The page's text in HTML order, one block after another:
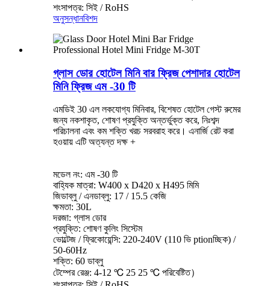
শংসাপত্র: সিই / RoHS
অনুসন্ধানবিশদ
গ্লাস ডোর হোটেল মিনি বার ফ্রিজ পেশাদার হোটেল
মিনি ফ্রিজ এম -30 টি
এমডিই 30 এল লকযোগ্য মিনিবার, বিশেষত হোটেল গেস্ট রুমের
জন্য নকশাকৃত, শোষণ প্রযুক্তি অন্তর্ভুক্ত করে, নিঃশব্দ
পরিচালনা এবং কম শক্তি খরচ সরবরাহ করে। এনার্জি রেট করা
হওয়ায় এটি অত্যন্ত দক্ষ +
মডেল নং: এম -30 টি
বাহ্যিক মাত্রা: W400 x D420 x H495 মিমি
জিডাব্লু / এনডাব্লু: 17 / 15.5 কেজি
ক্ষমতা: 30L
দরজা: গ্লাস ডোর
প্রযুক্তি: শোষণ কুলিং সিস্টেম
ভোল্টেজ / ফ্রিকোয়েন্সি: 220-240V (110 ভি ptionচ্ছিক) /
50-60Hz
শক্তি: 60 ডাব্লু
টেম্পের রেঞ্জ: 4-12 ℃ 25 25 ℃ পরিবেষ্টিত）